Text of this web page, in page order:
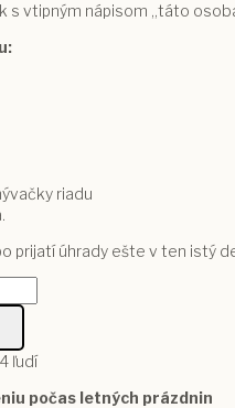
s vtipným nápisom „táto
riadu
prijatí úhrady ešte v ten istý
4 ľudí
počas letných prázdnin